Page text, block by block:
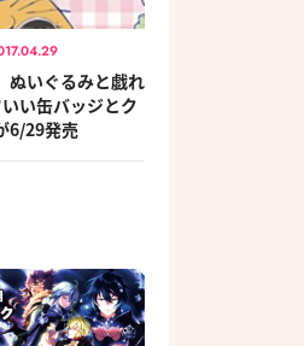
ぬいぐるみと戯れ
い缶バッジとク
6/29発売